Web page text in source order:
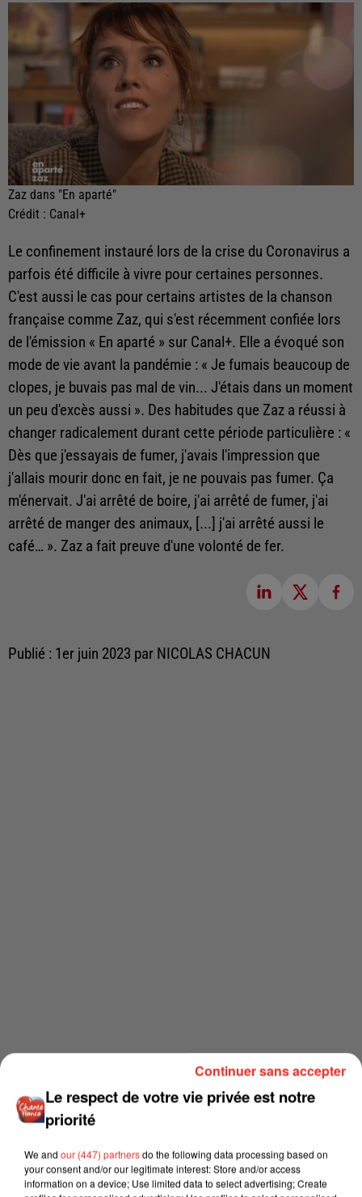
Zaz dans "En aparté"
Crédit : Canal+
Le confinement instauré lors de la crise du Coronavirus a
parfois été difficile à vivre pour certaines personnes.
C'est aussi le cas pour certains artistes de la chanson
française comme Zaz, qui s'est récemment confiée lors
de l'émission « En aparté » sur Canal+. Elle a évoqué son
mode de vie avant la pandémie : « Je fumais beaucoup de
clopes, je buvais pas mal de vin... J'étais dans un moment
un peu d'excès aussi ». Des habitudes que Zaz a réussi à
changer radicalement durant cette période particulière : «
Dès que j'essayais de fumer, j'avais l'impression que
j'allais mourir donc en fait, je ne pouvais pas fumer. Ça
m'énervait. J'ai arrêté de boire, j'ai arrêté de fumer, j'ai
arrêté de manger des animaux, [...] j'ai arrêté aussi le
café… ». Zaz a fait preuve d'une volonté de fer.
Publié : 1er juin 2023 par NICOLAS CHACUN
Le respect de votre vie privée est notre
priorité
We and our (447) partnersdo the following data processing based on
your consent and/or our legitimate interest: Store and/or access
information on a device; Use limited data to select advertising; Create
Continuer sans accepter